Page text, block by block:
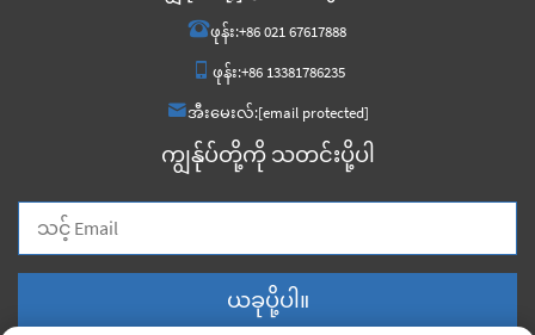
ဖုန်း:+86 021 67617888
ဖုန်း:+86 13381786235
အီးမေးလ်:[email protected]
ကျွန်ုပ်တို့ကို သတင်းပို့ပါ
ယခုပို့ပါ။